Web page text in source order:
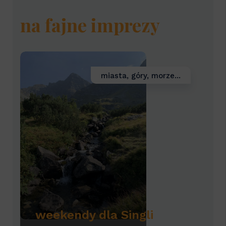
na fajne imprezy
miasta, góry, morze...
weekendy dla Singli